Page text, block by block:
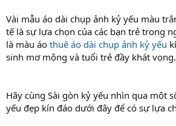
Vài mẫu áo dài chụp ảnh kỷ yếu màu
tế là sự lựa chọn của các bạn trẻ trong
là màu áo thuê áo dài chụp ảnh kỷ yếu
sinh mơ mộng và tuổi trẻ đầy khát vọng.
Hãy cùng Sài gòn kỷ yếu nhìn qua một
yếu đẹp kín đáo dưới đây để có sự lựa